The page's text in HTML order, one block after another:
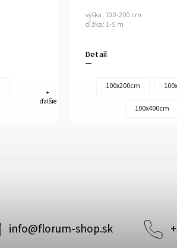
+
ďalšie
Detail
výška: 100-200 cm
dĺžka: 1-5 m
100x200cm
100x400cm
info@florum-shop.sk